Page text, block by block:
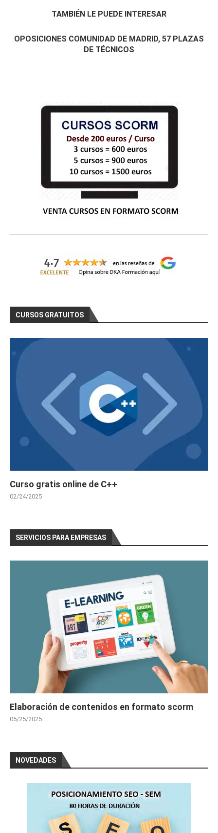
TAMBIÉN LE PUEDE INTERESAR
OPOSICIONES COMUNIDAD DE MADRID, 57 PLAZAS
DE TÉCNICOS
CURSOS GRATUITOS
Curso gratis online de C++
02/24/2025
SERVICIOS PARA EMPRESAS
Elaboración de contenidos en formato scorm
05/25/2025
NOVEDADES